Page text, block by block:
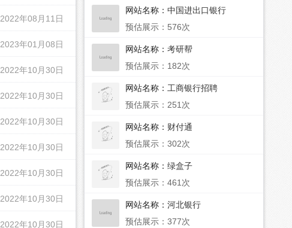
2022年08月11日
2023年01月08日
2022年10月30日
2022年10月30日
2022年10月30日
2022年10月30日
2022年10月30日
2022年10月30日
2022年10月30日
网站名称： 中国进出口银行
预估展示：576次
网站名称： 考研帮
预估展示：182次
网站名称： 工商银行招聘
预估展示：251次
网站名称： 财付通
预估展示：302次
网站名称： 绿盒子
预估展示：461次
网站名称： 河北银行
预估展示：377次